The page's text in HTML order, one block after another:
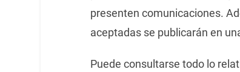
presenten comunicaciones.
aceptadas se publicarán en
Puede consultarse todo lo